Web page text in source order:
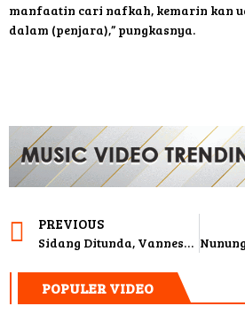
manfaatin cari nafkah, kemarin kan
dalam (penjara),” pungkasnya.
PREVIOUS
Sidang Ditunda, Vannesa Angel Kecewa
POPULER VIDEO